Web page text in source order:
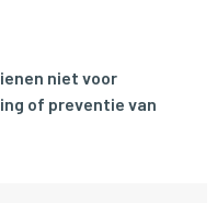
niet voor
of preventie van